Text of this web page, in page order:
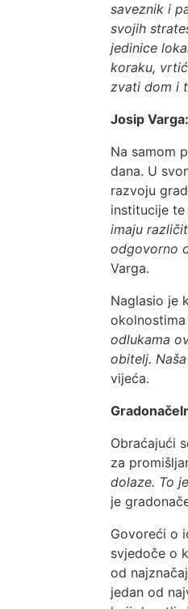
saveznik i
svojih
jedinice
koraku,
zvati dom i
Josip
Na samom
dana. U
razvoju
institucije
imaju
odgovorno
Varga.
Naglasio je
odlukama
obitelj.
vijeća.
Obraćajući
za
dolaze. To
je
Govoreći o
svjedoče o
od
jedan od